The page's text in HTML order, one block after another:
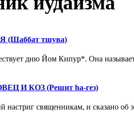
тшува)
дню Йом Кипур*. Она
И КОЗ (Решит hа-гез)
священникам, и сказано об